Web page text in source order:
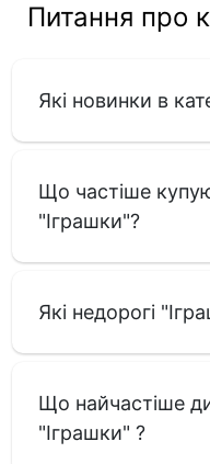
Питання про
Які новинки в
Що частіше
"Іграшки"?
Які недорогі
Що найчастіше
"Іграшки" ?